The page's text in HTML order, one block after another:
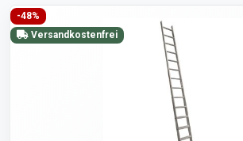
-48%
Versandkostenfrei